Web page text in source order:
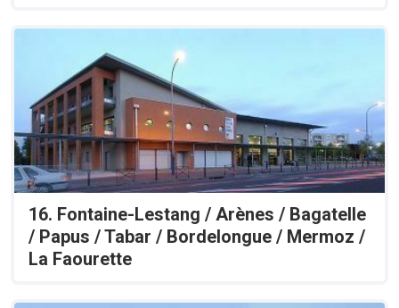
16. Fontaine-Lestang / Arènes / Bagatelle
/ Papus / Tabar / Bordelongue / Mermoz /
La Faourette